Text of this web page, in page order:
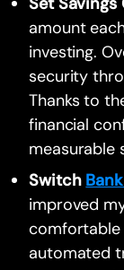
amount
investing.
security
Thanks to
financial
measurable
Switch
improved
comfortable
automated